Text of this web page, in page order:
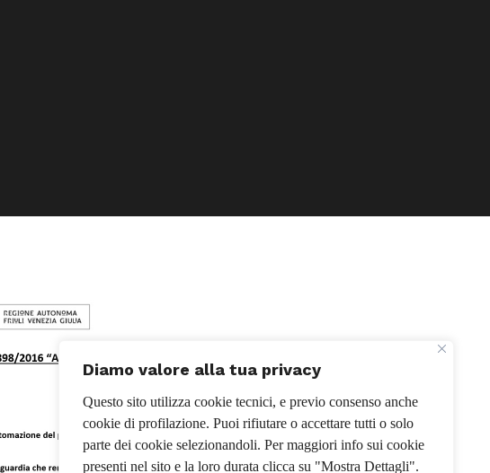
Diamo valore alla tua privacy
Questo sito utilizza cookie tecnici, e previo consenso anche
cookie di profilazione. Puoi rifiutare o accettare tutti o solo
parte dei cookie selezionandoli. Per maggiori info sui cookie
presenti nel sito e la loro durata clicca su "Mostra Dettagli".